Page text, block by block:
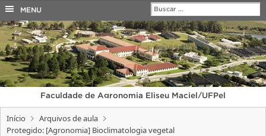
Canais
EDITAIS
INTERNACIONAL
OUVIDORIA
PORTARIAS
TELEFONES
MENU
Faculdade de Agronomia Eliseu Maciel/UFPel
Início
Arquivos de aula
Protegido: [Agronomia] Bioclimatologia vegetal